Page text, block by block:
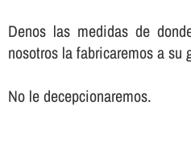
Denos las medidas de
nosotros la fabricaremos a su
No le decepcionaremos.